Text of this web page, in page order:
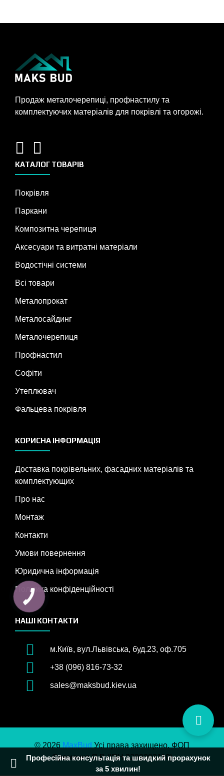
Продаж металочерепиці, профнастилу та
комплектуючих матеріалів для покрівлі та огорожі.
КАТАЛОГ ТОВАРІВ
Покрівля
Паркани
Композитна черепиця
Аксесуари та витратні матеріали
Водостічні системи
Всі товари
Металопрокат
Металосайдинг
Металочерепиця
Профнастил
Софіти
Утеплювач
Фальцева покрівля
КОРИСНА ІНФОРМАЦІЯ
Доставка покрівельних, фасадних матеріалів та
комплектующих
Про нас
Монтаж
Контакти
Умови повернення
Юридична інформація
Політика конфіденційності
НАШІ КОНТАКТИ
м.Київ, вул.Львівська, буд.23, оф.705
+38 (096) 816-73-32
sales@maksbud.kiev.ua
© 2026 MaxBud Усі права захищено. ФОП
Єременко Я.В (ІПН 3289003110)
Професійна консультація та швидкий прорахунок